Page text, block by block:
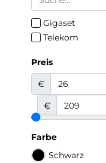
Gigaset
Telekom
Preis
€
€
Farbe
Schwarz